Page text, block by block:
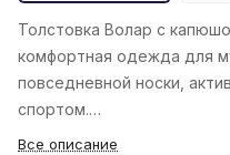
Толстовка Волар с
комфортная одежда для
повседневной носки,
спортом.
Все описание